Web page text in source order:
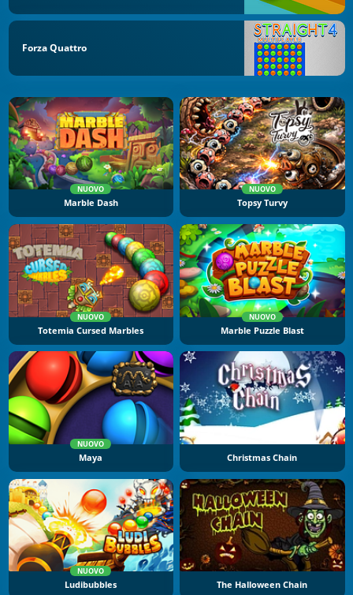
Forza Quattro
NUOVO
Marble Dash
NUOVO
Topsy Turvy
NUOVO
Totemia Cursed Marbles
NUOVO
Marble Puzzle Blast
NUOVO
Maya Christmas Chain
NUOVO
Ludibubbles The Halloween Chain